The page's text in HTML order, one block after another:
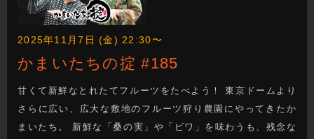
2025年11月7日 (金) 22:30〜
かまいたちの掟 #185
甘くて新鮮なとれたてフルーツをたべよう！ 東京ドームより
さらに広い、広大な敷地のフルーツ狩り農園にやってきたか
まいたち。 新鮮な「桑の実」や「ビワ」を味わうも、残念な